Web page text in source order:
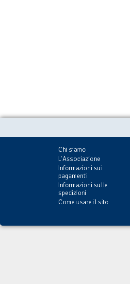
Chi siamo
L'Associazione
Informazioni sui
pagamenti
Informazioni sulle
spedizioni
Come usare il sito